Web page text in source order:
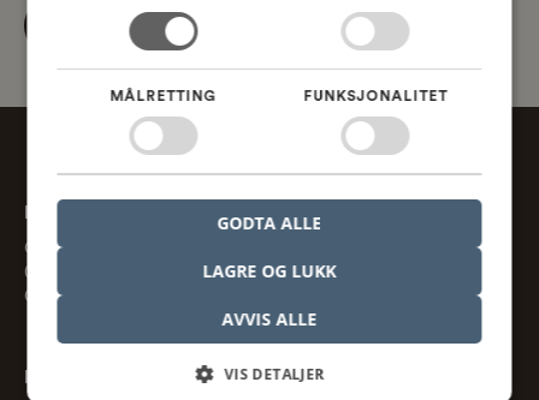
Søk uoppfordret
Nordcad AS
Gaustadalleen 21
0349 Oslo, NO
CVR. nr. 918 370 013
Informasjon
MÅLRETTING FUNKSJONALITET
LAGRE OG LUKK
GODTA ALLE
AVVIS ALLE
VIS DETALJER